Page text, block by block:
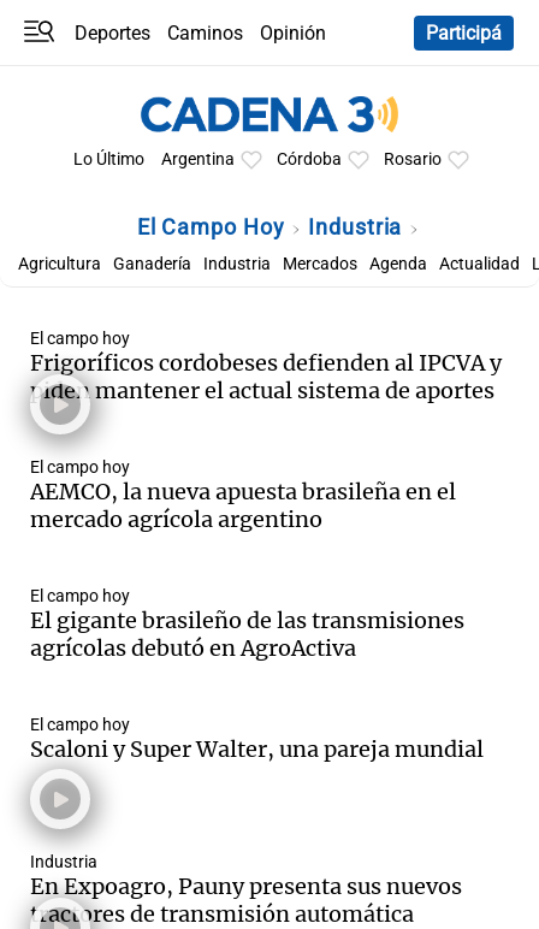
Deportes Caminos
Opinión
Participá
Lo Último Argentina Córdoba Rosario
El Campo Hoy Industria
Agricultura Ganadería Industria Mercados Agenda Actualidad
El campo hoy
Frigoríficos cordobeses defienden al IPCVA y
piden mantener el actual sistema de aportes
El campo hoy
AEMCO, la nueva apuesta brasileña en el
mercado agrícola argentino
El campo hoy
El gigante brasileño de las transmisiones
agrícolas debutó en AgroActiva
El campo hoy
Scaloni y Super Walter, una pareja mundial
Industria
En Expoagro, Pauny presenta sus nuevos
tractores de transmisión automática